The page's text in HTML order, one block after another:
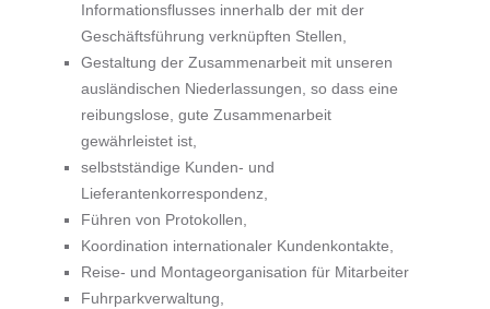
Informationsflusses innerhalb der mit der
Geschäftsführung verknüpften Stellen,
Gestaltung der Zusammenarbeit mit unseren
ausländischen Niederlassungen, so dass eine
reibungslose, gute Zusammenarbeit
gewährleistet ist,
selbstständige Kunden- und
Lieferantenkorrespondenz,
Führen von Protokollen,
Koordination internationaler Kundenkontakte,
Reise- und Montageorganisation für Mitarbeiter
Fuhrparkverwaltung,